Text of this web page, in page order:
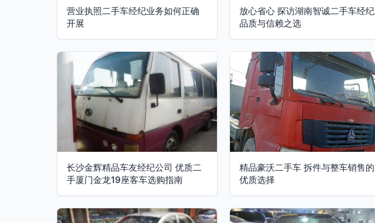
营业执照二手车经纪业务如何正确
开展
放心省心 探访湖南智诚二手车经纪
品质与信赖之选
长沙金辉精品车友经纪公司 优质二
手厦门金龙19座客车选购指南
精品豪沃二手车 拆件与整车销售的
优质选择